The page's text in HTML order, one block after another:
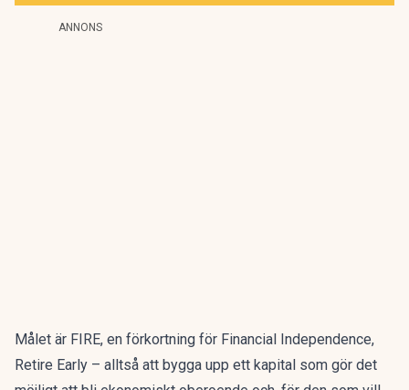
ANNONS
Målet är FIRE, en förkortning för Financial Independence,
Retire Early – alltså att bygga upp ett kapital som gör det